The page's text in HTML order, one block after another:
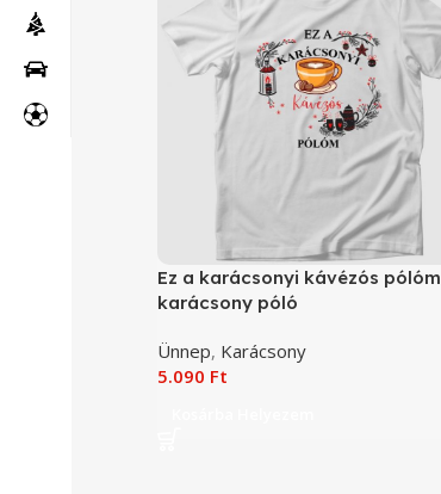
Ez a karácsonyi kávézós pólóm
karácsony póló
Ünnep, Karácsony
5.090 Ft